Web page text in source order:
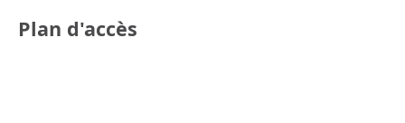
Plan d'accès